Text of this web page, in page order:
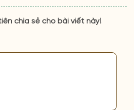
chia sẻ cho bài viết này!